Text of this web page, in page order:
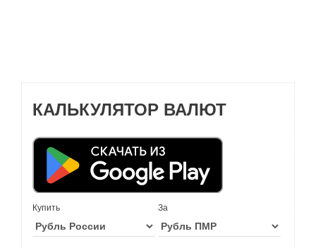
КАЛЬКУЛЯТОР ВАЛЮТ
Купить За